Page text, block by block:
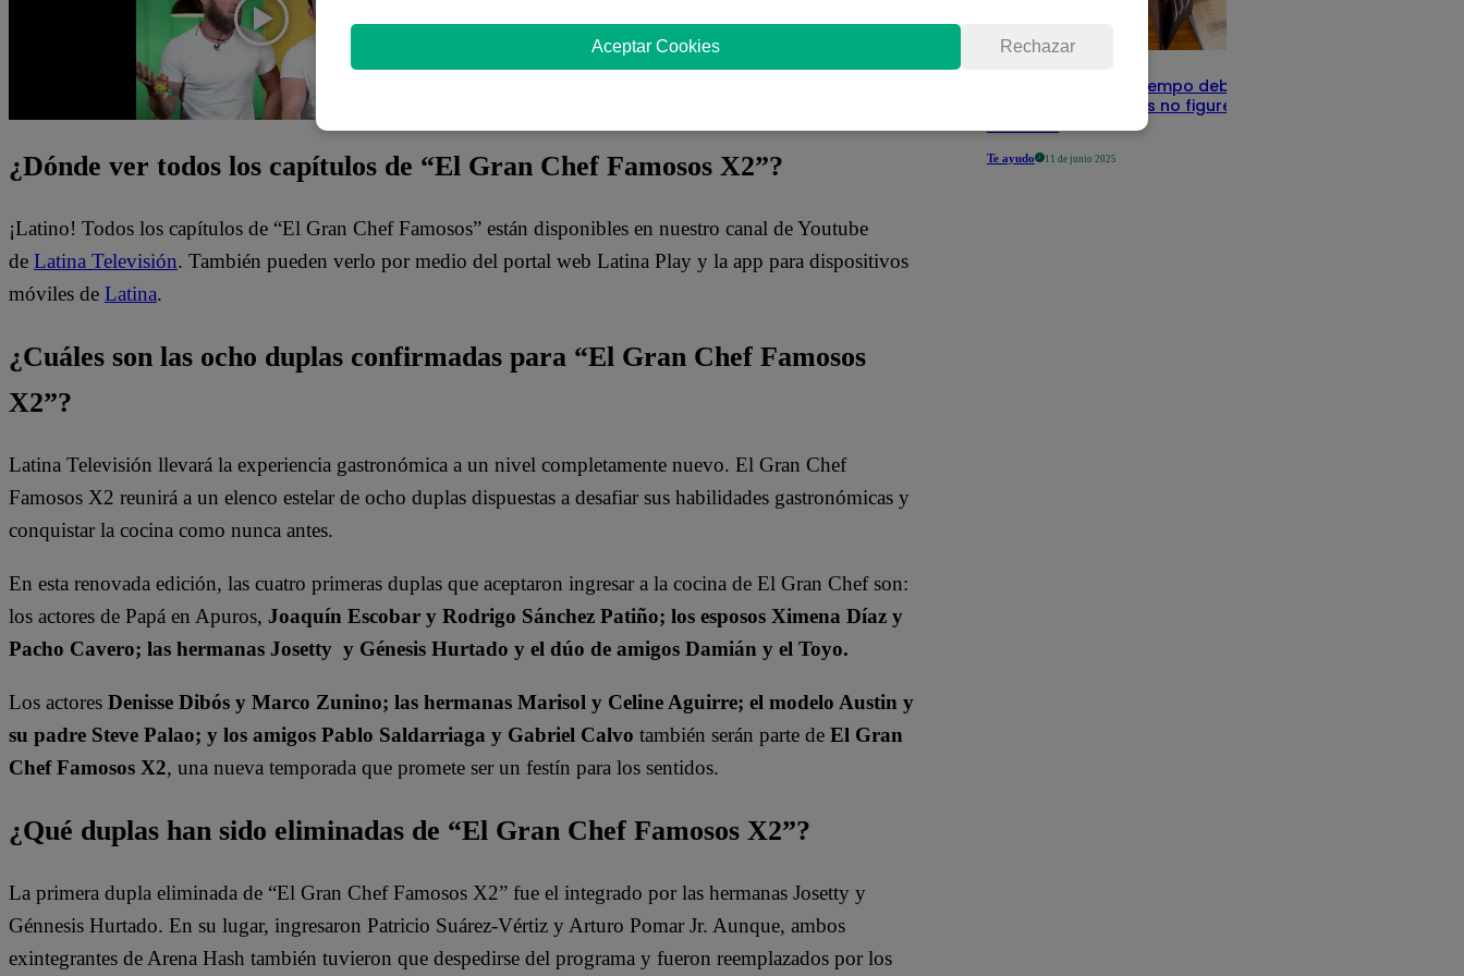
¿Dónde ver todos los capítulos de “El Gran Chef Famosos X2”?
¡Latino! Todos los capítulos de “El Gran Chef Famosos” están disponibles en nuestro canal de Youtube
de Latina Televisión. También pueden verlo por medio del portal web Latina Play y la app para dispositivos
móviles de Latina.
¿Cuáles son las ocho duplas confirmadas para “El Gran Chef Famosos
X2”?
Latina Televisión llevará la experiencia gastronómica a un nivel completamente nuevo. El Gran Chef
Famosos X2 reunirá a un elenco estelar de ocho duplas dispuestas a desafiar sus habilidades gastronómicas y
conquistar la cocina como nunca antes.
En esta renovada edición, las cuatro primeras duplas que aceptaron ingresar a la cocina de El Gran Chef son:
los actores de Papá en Apuros, Joaquín Escobar y Rodrigo Sánchez Patiño; los esposos Ximena Díaz y
Pacho Cavero; las hermanas Josetty y Génesis Hurtado y el dúo de amigos Damián y el Toyo.
Los actores Denisse Dibós y Marco Zunino; las hermanas Marisol y Celine Aguirre; el modelo Austin y
su padre Steve Palao; y los amigos Pablo Saldarriaga y Gabriel Calvo también serán parte de El Gran
Chef Famosos X2, una nueva temporada que promete ser un festín para los sentidos.
¿Qué duplas han sido eliminadas de “El Gran Chef Famosos X2”?
La primera dupla eliminada de “El Gran Chef Famosos X2” fue el integrado por las hermanas Josetty y
Génnesis Hurtado. En su lugar, ingresaron Patricio Suárez-Vértiz y Arturo Pomar Jr. Aunque, ambos
exintegrantes de Arena Hash también tuvieron que despedirse del programa y fueron reemplazados por los
Infocorp: ¿Cuánto tiempo debe pasar
para que tus deudas no figuren en su
Te ayudo 11 de junio 2025
Aceptar Cookies Rechazar